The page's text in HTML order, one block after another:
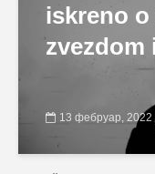
iskreno
zvezdom
13 фебруар, 2022